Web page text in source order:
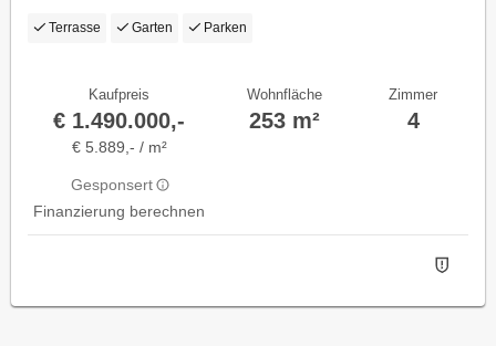
absoluter Ruhelage
Terrasse Garten Parken
Kaufpreis
€ 1.490.000,-
€ 5.889,- / m²
Gesponsert
Finanzierung berechnen
Wohnfläche
253 m²
Zimmer
4